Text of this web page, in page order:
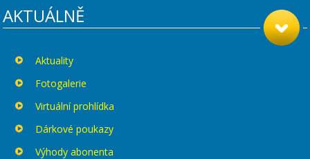
AKTUÁLNĚ
Aktuality
Fotogalerie
Virtuální prohlídka
Dárkové poukazy
Výhody abonenta